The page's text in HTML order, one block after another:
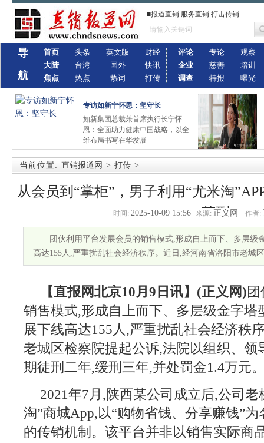
■报道直销 服务直销 打击传销
导
航
首页
大陆
焦点
头条
台湾
热点
英文版
国外
热词
财经
快讯
打传
评论
企业
调查
专论
慈善
特报
观察
培训
曝光
专访如新宁怀恩：坚守长
如新集团总裁兼首席执行长宁怀
恩：全面助力健康中国战略，以全
维布局书写在华发展
当前位置: 直销报道网 > 打传 >
从会员到“掌柜”，男子利用“尤米淘
获刑
时间: 2025-10-09 15:56 来源: 正义网 作者:
团伙利用平台发展会员的销售模式,形成自上而下、多层级
高达155人,严重扰乱社会经济秩序。近日,经河南省洛阳市老城
【直报网北京10月9日讯】(正义网)
销售模式,形成自上而下、多层级金字塔
展下线高达155人,严重扰乱社会经济秩
老城区检察院提起公诉,法院以组织、领
期徒刑二年,缓刑三年,并处罚金1.4万元
2021年7月,陕西某公司成立后,公司
淘”商城App,以“购物省钱、分享赚钱”
的传销机制。该平台并非以销售实际商